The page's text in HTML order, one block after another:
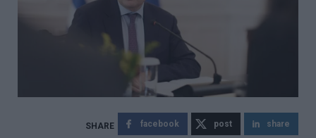
facebook post share